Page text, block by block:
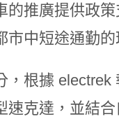
的推廣提供政
中短途通勤的
，根據 electrek
速克達，並結